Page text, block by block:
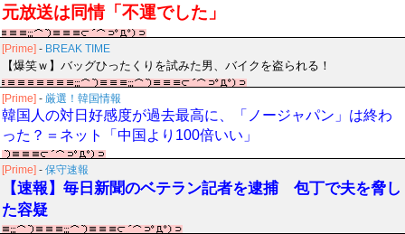
元放送は同情「不運でした」
[Prime] - BREAK TIME
【爆笑ｗ】バッグひったくりを試みた男、バイクを盗られる！
[Prime] - 厳選！韓国情報
韓国人の対日好感度が過去最高に、「ノージャパン」は終わ
った？＝ネット「中国より100倍いい」
[Prime] - 保守速報
【速報】毎日新聞のベテラン記者を逮捕 包丁で夫を脅し
た容疑